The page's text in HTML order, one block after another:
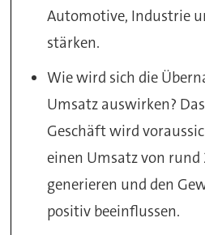
Automotive, Industrie
stärken.
Wie wird sich die
Umsatz auswirken?
Geschäft wird
einen Umsatz von
generieren und den
positiv beeinflussen.